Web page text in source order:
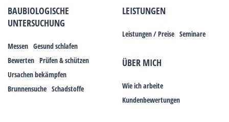
BAUBIOLOGISCHE
UNTERSUCHUNG
Messen Gesund schlafen
Bewerten Prüfen & schützen
Ursachen bekämpfen
Brunnensuche Schadstoffe
LEISTUNGEN
Leistungen / Preise Seminare
ÜBER MICH
Wie ich arbeite
Kundenbewertungen